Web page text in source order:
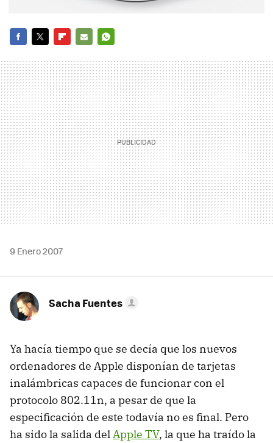
MAIL
9 Enero 2007
Sacha Fuentes
Ya hacía tiempo que se decía que los nuevos
ordenadores de Apple disponían de tarjetas
inalámbricas capaces de funcionar con el
protocolo 802.11n, a pesar de que la
especificación de este todavía no es final. Pero
ha sido la salida delApple TV, la que ha traído la